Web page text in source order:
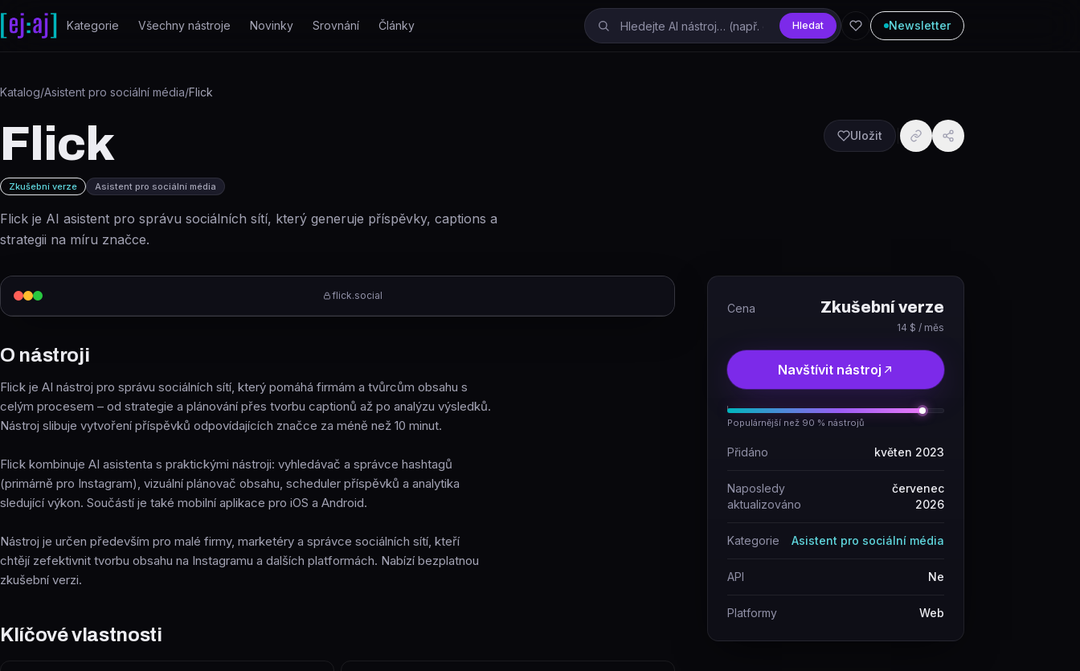
Přeskočit na obsah
Kategorie Všechny nástroje Novinky Srovnání Články Hledat Newsletter
Katalog/Asistent pro sociální média/Flick
Flick
Zkušební verze Asistent pro sociální média
Flick je AI asistent pro správu sociálních sítí, který generuje příspěvky, captions a
strategii na míru značce.
Uložit
flick.social
O nástroji
Flick je AI nástroj pro správu sociálních sítí, který pomáhá firmám a tvůrcům obsahu s
celým procesem – od strategie a plánování přes tvorbu captionů až po analýzu výsledků.
Nástroj slibuje vytvoření příspěvků odpovídajících značce za méně než 10 minut.
Flick kombinuje AI asistenta s praktickými nástroji: vyhledávač a správce hashtagů
(primárně pro Instagram), vizuální plánovač obsahu, scheduler příspěvků a analytika
sledující výkon. Součástí je také mobilní aplikace pro iOS a Android.
Nástroj je určen především pro malé firmy, marketéry a správce sociálních sítí, kteří
chtějí zefektivnit tvorbu obsahu na Instagramu a dalších platformách. Nabízí bezplatnou
zkušební verzi.
Klíčové vlastnosti
Cena Zkušební verze
14 $ / měs
Navštívit nástroj
Populárnější než 90 % nástrojů
Přidáno květen 2023
Naposledy
aktualizováno
červenec
2026
Kategorie Asistent pro sociální média
API Ne
Platformy Web